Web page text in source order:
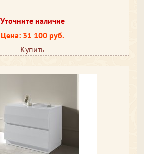
Уточните наличие
Цена: 31 100 руб.
Купить